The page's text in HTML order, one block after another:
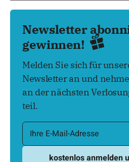
Newsletter
gewinnen!
Melden Sie sich für
Newsletter an und
an der nächsten
teil.